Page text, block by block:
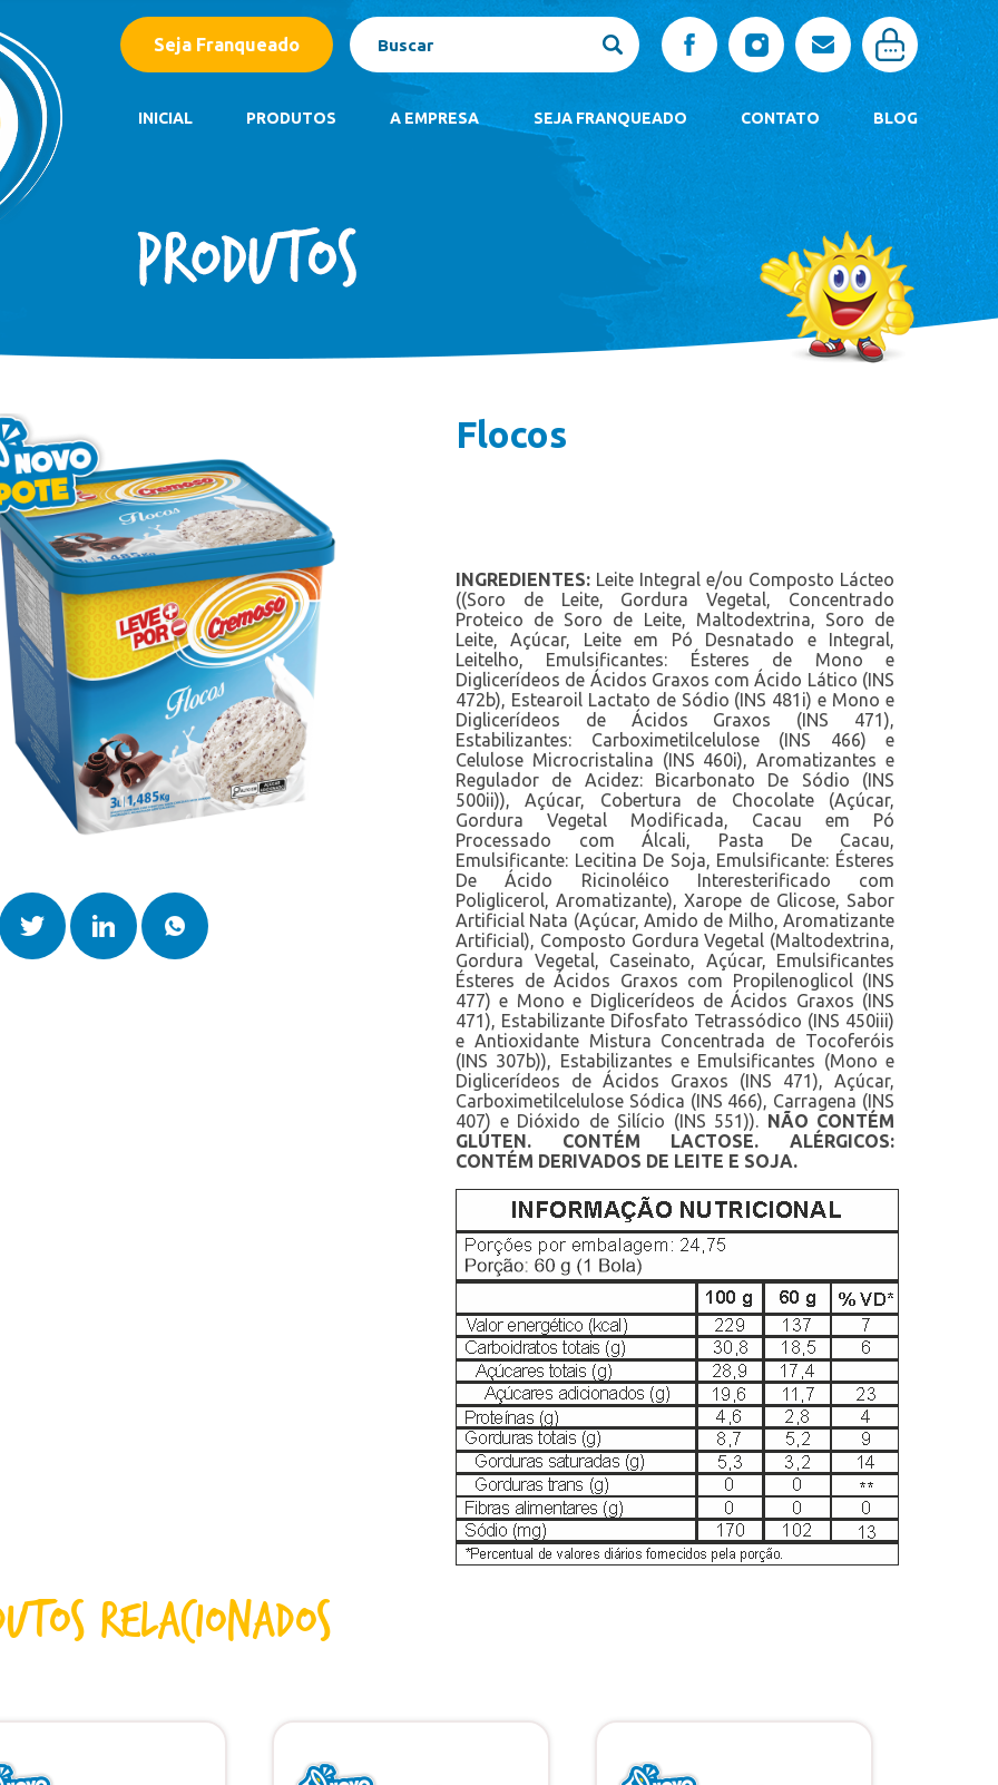
Seja Franqueado
INICIAL PRODUTOS
Barrinhas
Bombom Gelado
Caixas
Linha Zero Açúcar
Linha Zero Lactose
Linha Zero
Paletas Mexicanas
Picolés
Potes 1,5 Litro
Potes 2 Litros
Potes 3 Litros
Sorvete Mexicano
Sorvete Grego
A EMPRESA SEJA FRANQUEADO CONTATO BLOG
Barrinhas
Bombom Gelado
Caixas
Casquinhas
Copos de Sobremesa
Linha Zero Lactose
Picolés
Potes 1,5 Litro
Potes 2 Litros
Potes 3 Litros
Sorvete Mexicano
Sorvete Grego
Flocos
INGREDIENTES: Leite Integral e/ou Composto Lácteo
((Soro de Leite, Gordura Vegetal, Concentrado
Proteico de Soro de Leite, Maltodextrina, Soro de
Leite, Açúcar, Leite em Pó Desnatado e Integral,
Leitelho, Emulsificantes: Ésteres de Mono e
Diglicerídeos de Ácidos Graxos com Ácido Lático (INS
472b), Estearoil Lactato de Sódio (INS 481i) e Mono e
Diglicerídeos de Ácidos Graxos (INS 471),
Estabilizantes: Carboximetilcelulose (INS 466) e
Celulose Microcristalina (INS 460i), Aromatizantes e
Regulador de Acidez: Bicarbonato De Sódio (INS
500ii)), Açúcar, Cobertura de Chocolate (Açúcar,
Gordura Vegetal Modificada, Cacau em Pó
Processado com Álcali, Pasta De Cacau,
Emulsificante: Lecitina De Soja, Emulsificante: Ésteres
De Ácido Ricinoléico Interesterificado com
Poliglicerol, Aromatizante), Xarope de Glicose, Sabor
Artificial Nata (Açúcar, Amido de Milho, Aromatizante
Artificial), Composto Gordura Vegetal (Maltodextrina,
Gordura Vegetal, Caseinato, Açúcar, Emulsificantes
Ésteres de Ácidos Graxos com Propilenoglicol (INS
477) e Mono e Diglicerídeos de Ácidos Graxos (INS
471), Estabilizante Difosfato Tetrassódico (INS 450iii)
e Antioxidante Mistura Concentrada de Tocoferóis
(INS 307b)), Estabilizantes e Emulsificantes (Mono e
Diglicerídeos de Ácidos Graxos (INS 471), Açúcar,
Carboximetilcelulose Sódica (INS 466), Carragena (INS
407) e Dióxido de Silício (INS 551)). NÃO CONTÉM
GLÚTEN. CONTÉM LACTOSE. ALÉRGICOS:
CONTÉM DERIVADOS DE LEITE E SOJA.
Relacionados